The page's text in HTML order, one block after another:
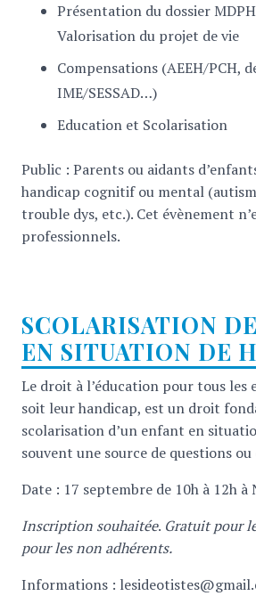
Présentation du dossier
Valorisation du projet de vie
Compensations (AEEH/PCH,
IME/SESSAD…)
Education et Scolarisation
Public : Parents ou aidants
handicap cognitif ou mental
trouble dys, etc.). Cet évènement
professionnels.
SCOLARISATION
EN SITUATION DE
Le droit à l’éducation pour tous les
soit leur handicap, est un droit
scolarisation d’un enfant en
souvent une source de questions ou
Date : 17 septembre de 10h à 12h
Inscription souhaitée. Gratuit pour
pour les non adhérents.
Informations :